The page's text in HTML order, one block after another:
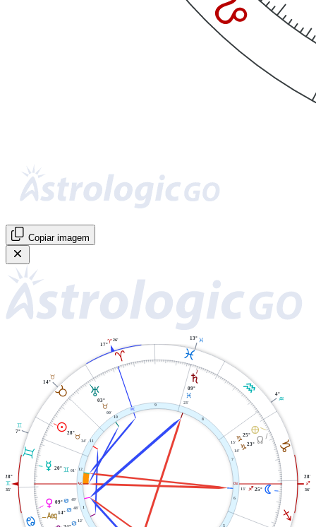
Copiar imagem
A
B
C
D I
J
K
L
1
W
5
6
7
i
8
9
10
X
11
12
C
28°
35'
I
28°
36'
K
4°
L
13°
A
17°
26'
B
14°
C
7°
P 09°D 49'
l14°D 48'
D
12'
N
25°
I
13'
Y
23°
J
14'
È
25°
J
15'
S
09°
L
23'
T
03°
B
00'
M28°
B
34'
O 20° C 01'